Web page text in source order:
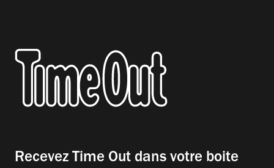
Recevez Time Out dans votre boite